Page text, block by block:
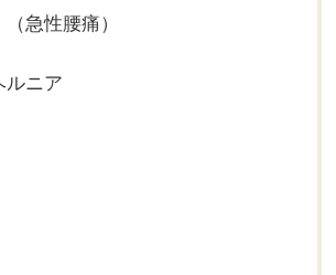
急性腰痛）
ルニア